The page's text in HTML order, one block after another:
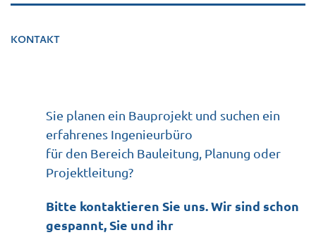
KONTAKT
Sie planen ein Bauprojekt und suchen ein
erfahrenes Ingenieurbüro
für den Bereich Bauleitung, Planung oder
Projektleitung?
Bitte kontaktieren Sie uns. Wir sind schon
gespannt, Sie und ihr